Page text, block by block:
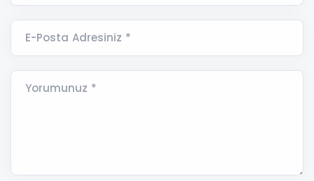
E-Posta Adresiniz *
Yorumunuz *